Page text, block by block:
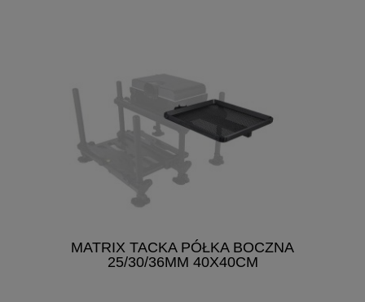
MATRIX TACKA PÓŁKA BOCZNA
25/30/36MM 40X40CM